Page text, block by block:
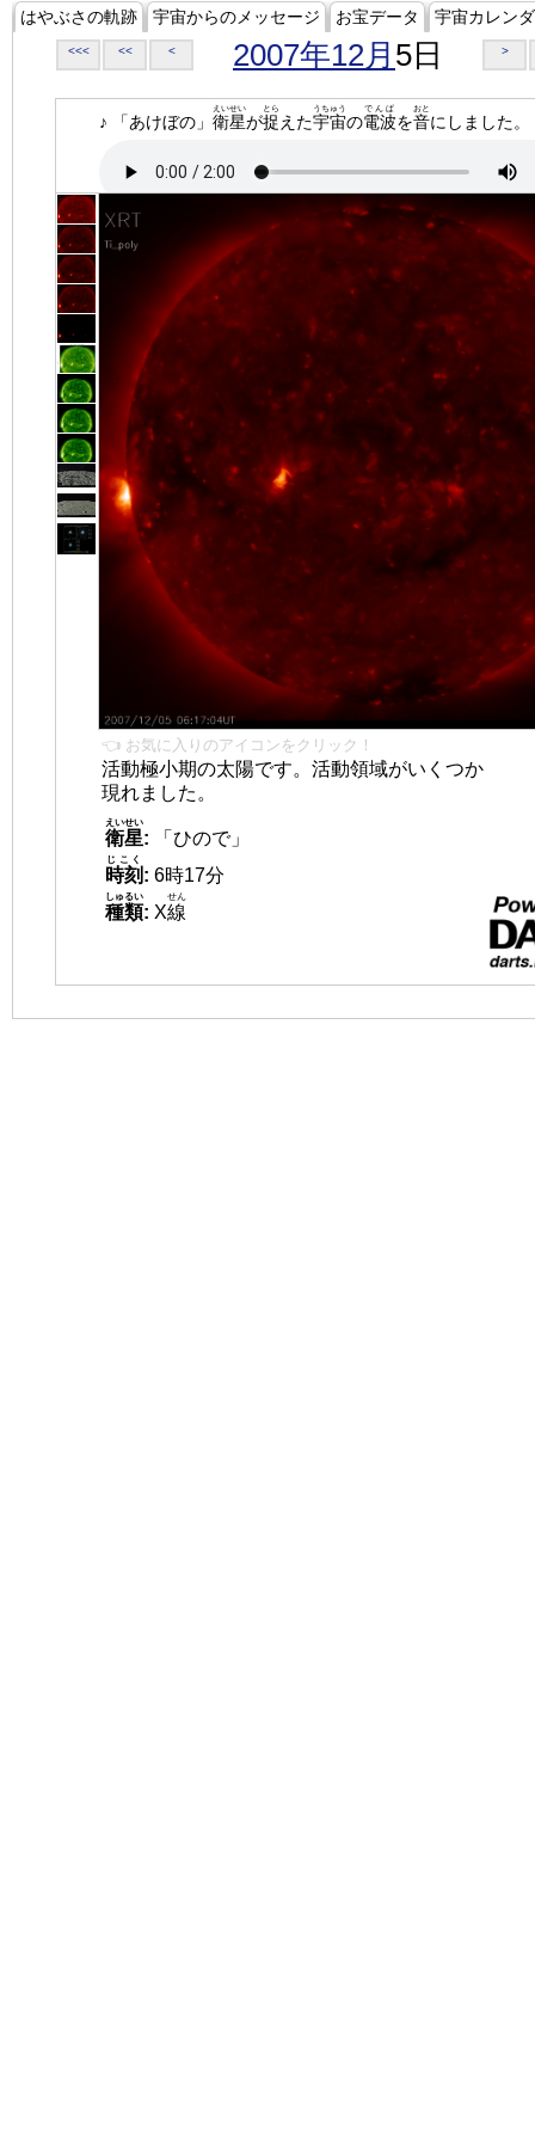
はやぶさの軌跡 宇宙からのメッセージ お宝データ 宇宙カレン
<<< << < 2007年12月 5日 >
♪ 「あけぼの」 衛星
えいせい
が捉
とら
えた宇宙
うちゅう
の電波
でんぱ
を音
おと
にしました。
👈 お気に入りのアイコンをクリック！
活動極小期の太陽です。活動領域がいくつか
現れました。
衛星
えいせい
:
「ひので」
時刻
じこく
: 6時17分
種類
しゅるい
: X線
せん